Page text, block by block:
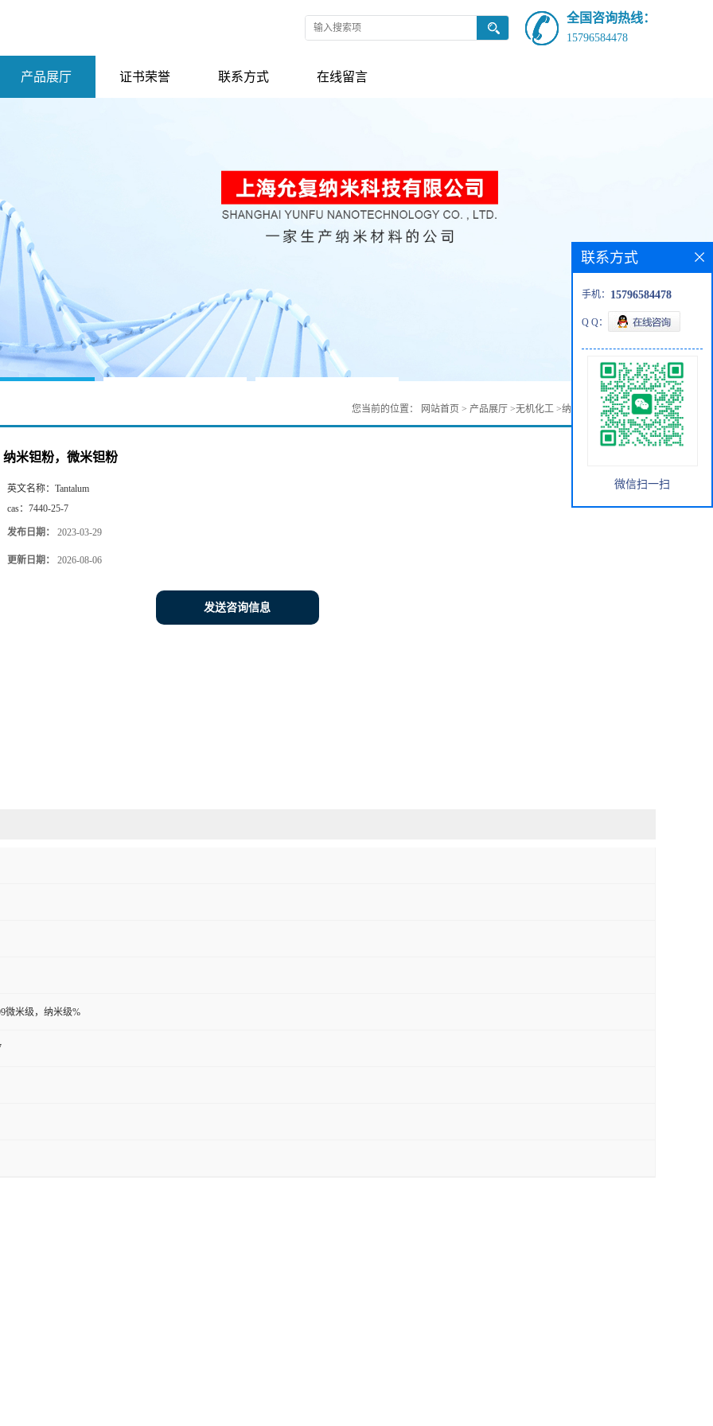
全国咨询热线：
15796584478
产品展厅 证书荣誉 联系方式 在线留言
您当前的位置： 网站首页 > 产品展厅 >无机化工 >纳米钽粉，微米钽粉
纳米钽粉，微米钽粉
英文名称： Tantalum
cas： 7440-25-7
发布日期： 2023-03-29
更新日期： 2026-08-06
发送咨询信息
微米级，纳米级%
联系方式
手机： 15796584478
Q Q：
微信扫一扫